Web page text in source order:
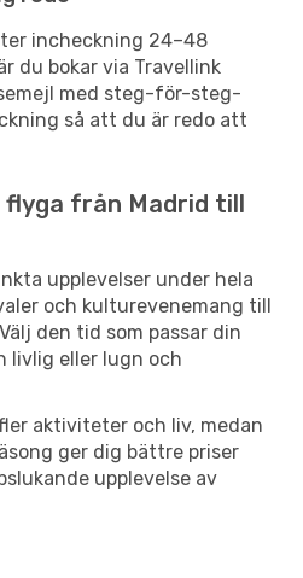
incheckning 24–48
du bokar via Travellink
med steg-för-steg-
så att du är redo att
från Madrid till
upplevelser under hela
och kulturevenemang till
den tid som passar din
livlig eller lugn och
aktiviteter och liv, medan
ger dig bättre priser
upplevelse av